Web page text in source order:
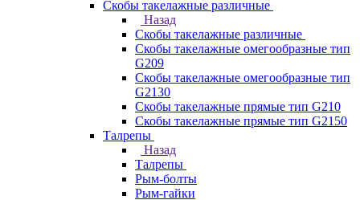
Скобы такелажные различные
Назад
Скобы такелажные различные
Скобы такелажные омегообразные тип
G209
Скобы такелажные омегообразные тип
G2130
Скобы такелажные прямые тип G210
Скобы такелажные прямые тип G2150
Талрепы
Назад
Талрепы
Рым-болты
Рым-гайки